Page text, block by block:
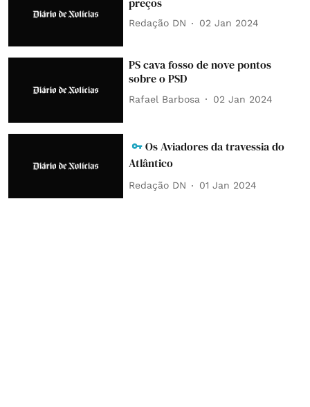
Redação DN 02 Jan 2024
PS cava fosso de nove pontos
sobre o PSD
Rafael Barbosa 02 Jan 2024
Os Aviadores da travessia do
Atlântico
Redação DN 01 Jan 2024